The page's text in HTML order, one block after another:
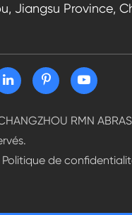
Jiangsu Province,
RMN
Politique de